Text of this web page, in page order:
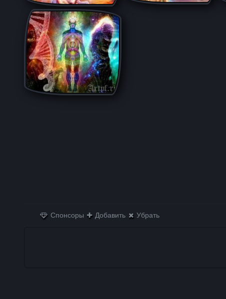
Спонсоры Добавить Убрать